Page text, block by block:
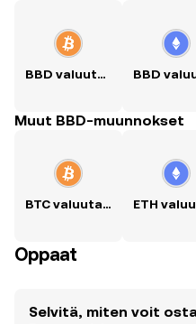
BBD valuutaksi BTC
Muut BBD-muunnokset
BTC valuutaksi BBD
Oppaat
Selvitä, miten voit